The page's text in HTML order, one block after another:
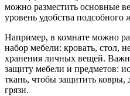
можно разместить основные
уровень удобства подсобного
Например, в комнате можно
набор мебели: кровать, стол,
хранения личных вещей.
защиту мебели и предметов:
ткань, чтобы защитить
грязи.